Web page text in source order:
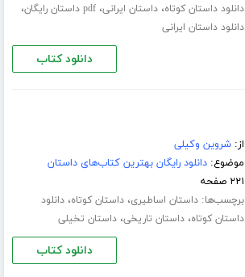
دانلود داستان کوتاه،داستان ایرانی،pdf داستان رایگان ،
دانلود داستان ایرانی
دانلود کتاب
از:شروین وکیلی
موضوع:دانلود رایگان بهترین کتاب‌های داستان
۲۲۱ صفحه
برچسب‌ها:داستان اساطیری،داستان کوتاه،دانلود
داستان کوتاه،داستان تاریخی،داستان تخیلی
دانلود کتاب